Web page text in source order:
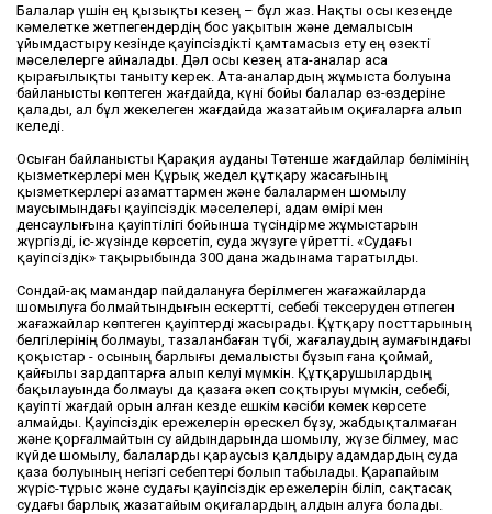
Балалар үшін ең қызықты кезең – бұл жаз. Нақты осы кезеңде
кәмелетке жетпегендердің бос уақытын және демалысын
ұйымдастыру кезінде қауіпсіздікті қамтамасыз ету ең өзекті
мәселелерге айналады. Дәл осы кезең ата-аналар аса
қырағылықты таныту керек. Ата-аналардың жұмыста болуына
байланысты көптеген жағдайда, күні бойы балалар өз-өздеріне
қалады, ал бұл жекелеген жағдайда жазатайым оқиғаларға алып
келеді.
Осыған байланысты Қарақия ауданы Төтенше жағдайлар бөлімінің
қызметкерлері мен Құрық жедел құтқару жасағының
қызметкерлері азаматтармен және балалармен шомылу
маусымындағы қауіпсіздік мәселелері, адам өмірі мен
денсаулығына қауіптілігі бойынша түсіндірме жұмыстарын
жүргізді, іс-жүзінде көрсетіп, суда жүзуге үйретті. «Судағы
қауіпсіздік» тақырыбында 300 дана жадынама таратылды.
Сондай-ақ мамандар пайдалануға берілмеген жағажайларда
шомылуға болмайтындығын ескертті, себебі тексеруден өтпеген
жағажайлар көптеген қауіптерді жасырады. Құтқару посттарының
белгілерінің болмауы, тазаланбаған түбі, жағалаудың аумағындағы
қоқыстар - осының барлығы демалысты бұзып ғана қоймай,
қайғылы зардаптарға алып келуі мүмкін. Құтқарушылардың
бақылауында болмауы да қазаға әкеп соқтыруы мүмкін, себебі,
қауіпті жағдай орын алған кезде ешкім кәсіби көмек көрсете
алмайды. Қауіпсіздік ережелерін өрескел бұзу, жабдықталмаған
және қорғалмайтын су айдындарында шомылу, жүзе білмеу, мас
күйде шомылу, балаларды қараусыз қалдыру адамдардың суда
қаза болуының негізгі себептері болып табылады. Қарапайым
жүріс-тұрыс және судағы қауіпсіздік ережелерін біліп, сақтасақ
судағы барлық жазатайым оқиғалардың алдын алуға болады.